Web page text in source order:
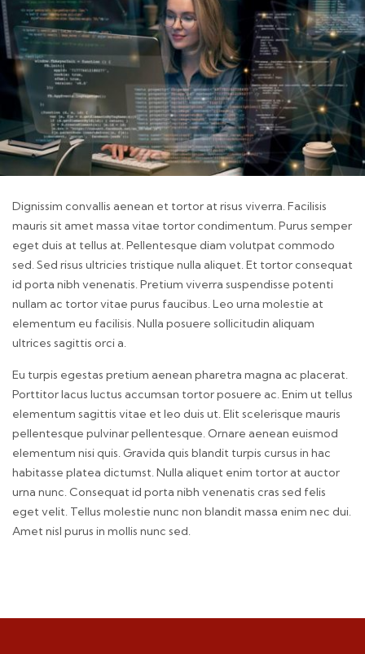
Dignissim convallis aenean et tortor at risus viverra. Facilisis
mauris sit amet massa vitae tortor condimentum. Purus semper
eget duis at tellus at. Pellentesque diam volutpat commodo
sed. Sed risus ultricies tristique nulla aliquet. Et tortor consequat
id porta nibh venenatis. Pretium viverra suspendisse potenti
nullam ac tortor vitae purus faucibus. Leo urna molestie at
elementum eu facilisis. Nulla posuere sollicitudin aliquam
ultrices sagittis orci a.
Eu turpis egestas pretium aenean pharetra magna ac placerat.
Porttitor lacus luctus accumsan tortor posuere ac. Enim ut tellus
elementum sagittis vitae et leo duis ut. Elit scelerisque mauris
pellentesque pulvinar pellentesque. Ornare aenean euismod
elementum nisi quis. Gravida quis blandit turpis cursus in hac
habitasse platea dictumst. Nulla aliquet enim tortor at auctor
urna nunc. Consequat id porta nibh venenatis cras sed felis
eget velit. Tellus molestie nunc non blandit massa enim nec dui.
Amet nisl purus in mollis nunc sed.